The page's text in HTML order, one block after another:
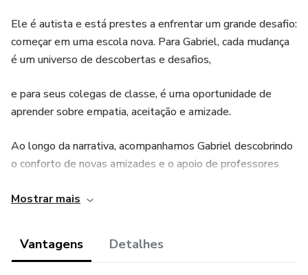
Ele é autista e está prestes a enfrentar um grande desafio:
começar em uma escola nova. Para Gabriel, cada mudança
é um universo de descobertas e desafios,
e para seus colegas de classe, é uma oportunidade de
aprender sobre empatia, aceitação e amizade.
Ao longo da narrativa, acompanhamos Gabriel descobrindo
o conforto de novas amizades e o apoio de professores
única.
Mostrar mais
Vantagens Detalhes